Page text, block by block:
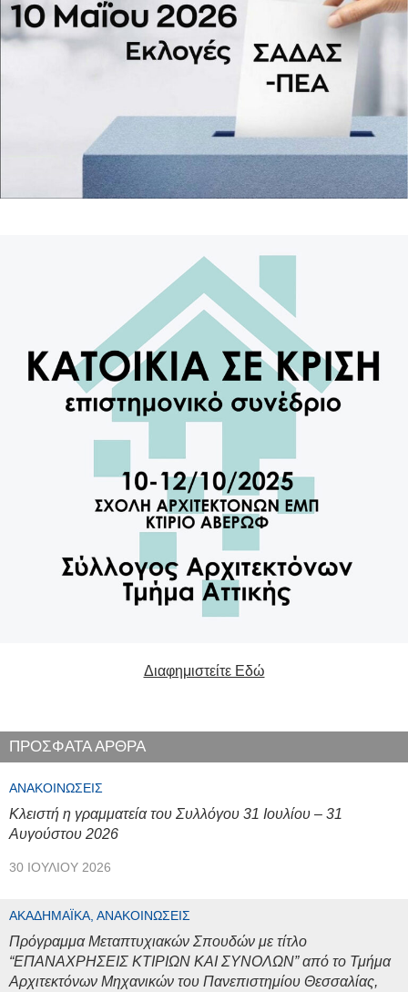
Διαφημιστείτε Εδώ
ΠΡΟΣΦΑΤΑ ΑΡΘΡΑ
ΑΝΑΚΟΙΝΏΣΕΙΣ
Κλειστή η γραμματεία του Συλλόγου 31 Ιουλίου – 31
Αυγούστου 2026
30 ΙΟΥΛΊΟΥ 2026
ΑΚΑΔΗΜΑΪΚΆ, ΑΝΑΚΟΙΝΏΣΕΙΣ
Πρόγραμμα Μεταπτυχιακών Σπουδών με τίτλο
“ΕΠΑΝΑΧΡΗΣΕΙΣ ΚΤΙΡΙΩΝ ΚΑΙ ΣΥΝΟΛΩΝ” από το Τμήμα
Αρχιτεκτόνων Μηχανικών του Πανεπιστημίου Θεσσαλίας,